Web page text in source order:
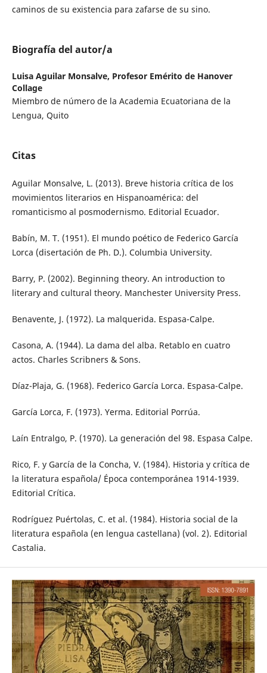
caminos de su existencia para zafarse de su sino.
Biografía del autor/a
Luisa Aguilar Monsalve, Profesor Emérito de Hanover
Collage
Miembro de número de la Academia Ecuatoriana de la
Lengua, Quito
Citas
Aguilar Monsalve, L. (2013). Breve historia crítica de los
movimientos literarios en Hispanoamérica: del
romanticismo al posmodernismo. Editorial Ecuador.
Babín, M. T. (1951). El mundo poético de Federico García
Lorca (disertación de Ph. D.). Columbia University.
Barry, P. (2002). Beginning theory. An introduction to
literary and cultural theory. Manchester University Press.
Benavente, J. (1972). La malquerida. Espasa-Calpe.
Casona, A. (1944). La dama del alba. Retablo en cuatro
actos. Charles Scribners & Sons.
Díaz-Plaja, G. (1968). Federico García Lorca. Espasa-Calpe.
García Lorca, F. (1973). Yerma. Editorial Porrúa.
Laín Entralgo, P. (1970). La generación del 98. Espasa Calpe.
Rico, F. y García de la Concha, V. (1984). Historia y crítica de
la literatura española/ Época contemporánea 1914-1939.
Editorial Crítica.
Rodríguez Puértolas, C. et al. (1984). Historia social de la
literatura española (en lengua castellana) (vol. 2). Editorial
Castalia.